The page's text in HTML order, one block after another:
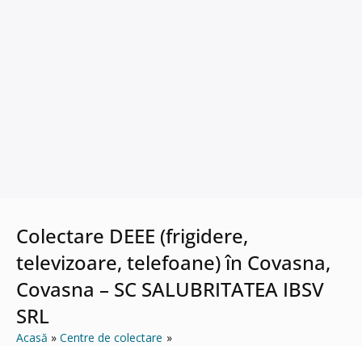
Colectare DEEE (frigidere,
televizoare, telefoane) în Covasna,
Covasna – SC SALUBRITATEA IBSV
SRL
Acasă
Centre de colectare